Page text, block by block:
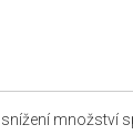
množství